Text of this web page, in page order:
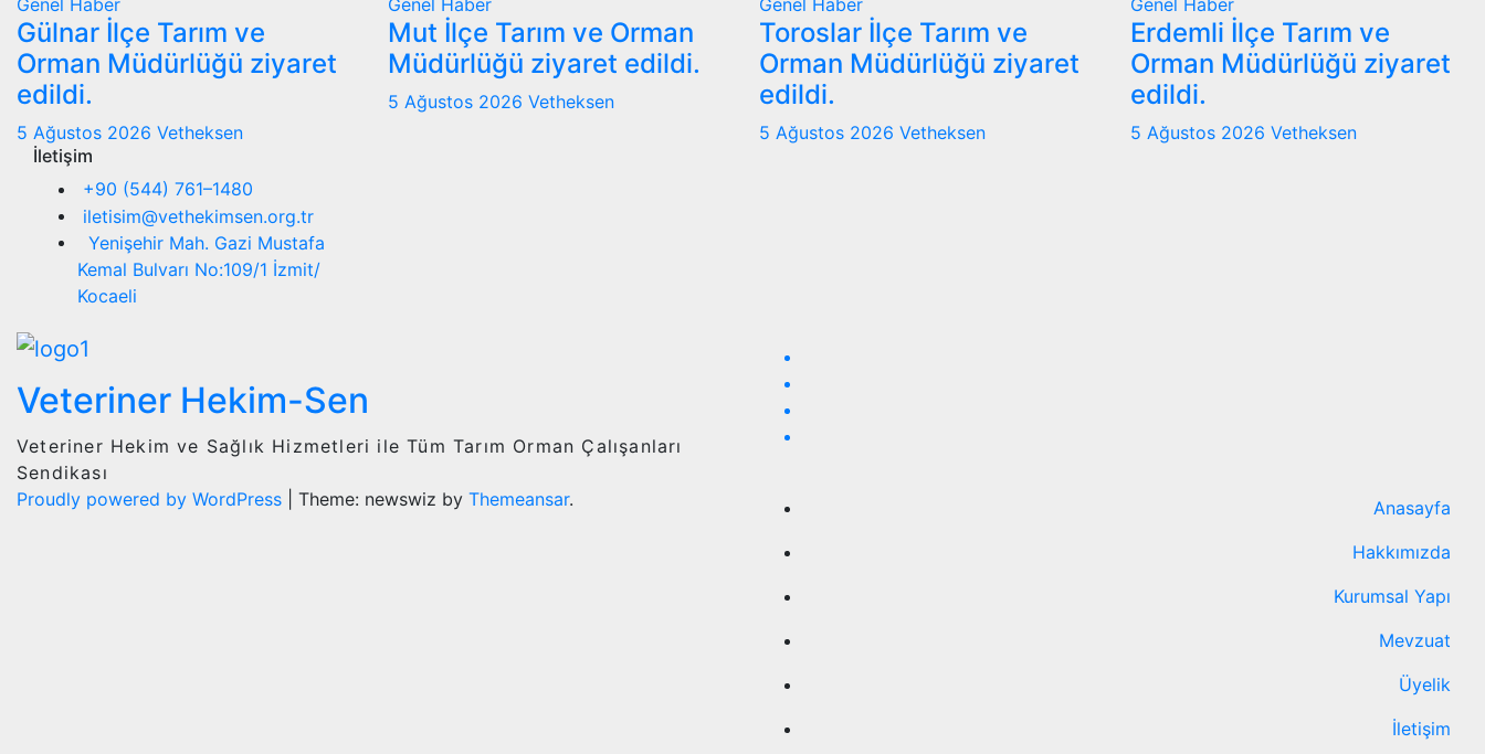
Gülnar İlçe Tarım ve
Orman Müdürlüğü ziyaret
edildi.
5 Ağustos 2026 Vetheksen
Mut İlçe Tarım ve Orman
Müdürlüğü ziyaret edildi.
5 Ağustos 2026 Vetheksen
Toroslar İlçe Tarım ve
Orman Müdürlüğü ziyaret
edildi.
5 Ağustos 2026 Vetheksen
Erdemli İlçe Tarım ve
Orman Müdürlüğü ziyaret
edildi.
5 Ağustos 2026 Vetheksen
İletişim
+90 (544) 761–1480
iletisim@vethekimsen.org.tr
Yenişehir Mah. Gazi Mustafa
Kemal Bulvarı No:109/1 İzmit/
Kocaeli
Veteriner Hekim-Sen
Veteriner Hekim ve Sağlık Hizmetleri ile Tüm Tarım Orman Çalışanları
Sendikası
Proudly powered by WordPress
Theme: newswiz by Themeansar.
Anasayfa
Hakkımızda
Kurumsal Yapı
Mevzuat
Üyelik
İletişim